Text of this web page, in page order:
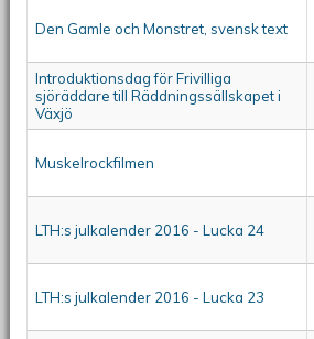
Den Gamle och Monstret, svensk text
Introduktionsdag för Frivilliga
sjöräddare till Räddningssällskapet i
Växjö
Muskelrockfilmen
LTH:s julkalender 2016 - Lucka 24
LTH:s julkalender 2016 - Lucka 23